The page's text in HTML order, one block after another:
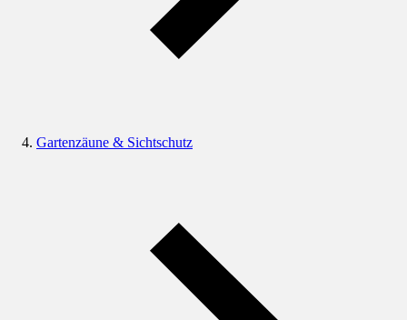
Gartenzäune & Sichtschutz